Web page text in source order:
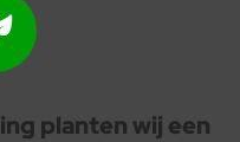
planten wij een